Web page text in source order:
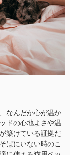
なんだか心が温か
ドの心地よさや温
築けている証拠だ
ばにいない時のこ